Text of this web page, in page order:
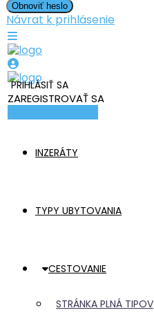
Obnoviť heslo
Návrat k prihlásenie
PRIHLÁSIŤ SA
ZAREGISTROVAŤ SA
INZERÁTY
TYPY UBYTOVANIA
CESTOVANIE
STRÁNKA PLNÁ TIPOV